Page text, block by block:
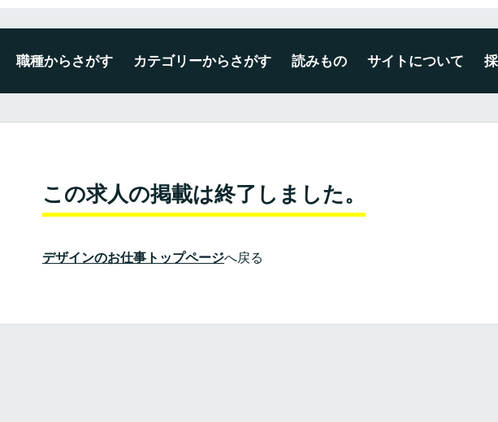
職種からさがす カテゴリーからさがす 読みもの サイトについて
この求人の掲載は終了しました。
デザインのお仕事トップページへ戻る